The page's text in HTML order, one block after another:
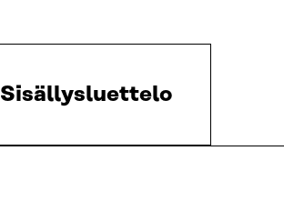
Sisällysluettelo